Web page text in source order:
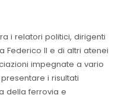
i relatori politici, dirigenti
Federico II e di altri atenei
impegnate a vario
i risultati
della ferrovia e